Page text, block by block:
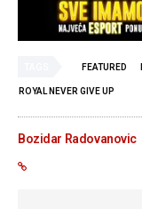
FEATURED
ROYAL NEVER GIVE UP
Bozidar Radovanovic